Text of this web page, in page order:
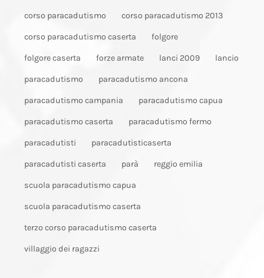
corso paracadutismo corso paracadutismo 2013
corso paracadutismo caserta folgore
folgore caserta forze armate lanci 2009 lancio
paracadutismo paracadutismo ancona
paracadutismo campania paracadutismo capua
paracadutismo caserta paracadutismo fermo
paracadutisti paracadutisticaserta
paracadutisti caserta parà reggio emilia
scuola paracadutismo capua
scuola paracadutismo caserta
terzo corso paracadutismo caserta
villaggio dei ragazzi